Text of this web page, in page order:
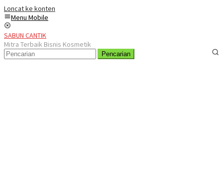
Loncat ke konten
Menu Mobile
SABUN CANTIK
Mitra Terbaik Bisnis Kosmetik
Pencarian